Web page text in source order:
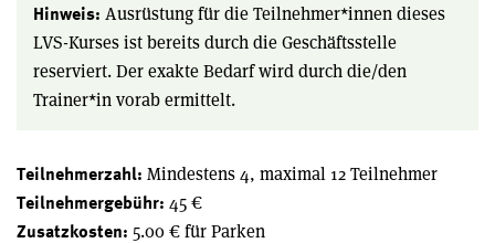
Hinweis: Ausrüstung für die Teilnehmer*innen dieses
LVS-Kurses ist bereits durch die Geschäftsstelle
reserviert. Der exakte Bedarf wird durch die/den
Trainer*in vorab ermittelt.
Teilnehmerzahl: Mindestens 4, maximal 12 Teilnehmer
Teilnehmergebühr: 45 €
Zusatzkosten: 5.00 € für Parken